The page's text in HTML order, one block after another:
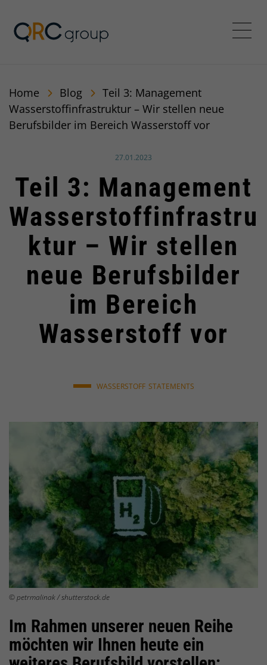
Home Blog
Teil 3: Management
Wasserstoffinfrastruktur – Wir stellen neue
Berufsbilder im Bereich Wasserstoff vor
Veröffentlicht am:
27.01.2023
Teil 3: Management
Wasserstoffinfrastru
ktur – Wir stellen
neue Berufsbilder
im Bereich
Wasserstoff vor
WASSERSTOFF STATEMENTS
© petrmalinak / shutterstock.de
Im Rahmen unserer neuen Reihe
möchten wir Ihnen heute ein